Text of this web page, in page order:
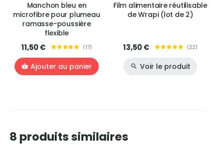
Manchon bleu en
microfibre pour plumeau
ramasse-poussière
flexible
11,50 € (17)
Ajouter au panier
Film alimentaire réutilisable
de Wrapi (lot de 2)
13,50 € (22)
Voir le produit
8 produits similaires